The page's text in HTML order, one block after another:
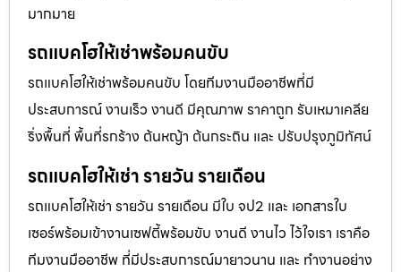
มากมาย
รถแบคโฮให้เช่าพร้อมคนขับ
รถแบคโฮให้เช่าพร้อมคนขับ โดยทีมงานมืออาชีพที่มี
ประสบการณ์ งานเร็ว งานดี มีคุณภาพ ราคาถูก รับเหมาเคลีย
ริ่งพื้นที่ พื้นที่รกร้าง ต้นหญ้า ต้นกระถิน และ ปรับปรุงภูมิทัศน์
รถแบคโฮให้เช่า รายวัน รายเดือน
รถแบคโฮให้เช่า รายวัน รายเดือน มีใบ จป2 และ เอกสารใบ
เซอร์พร้อมเข้างานเซฟตี้พร้อมขับ งานดี งานไว ไว้ใจเรา เราคือ
ทีมงานมืออาชีพ ที่มีประสบการณ์มายาวนาน และ ทำงานอย่าง